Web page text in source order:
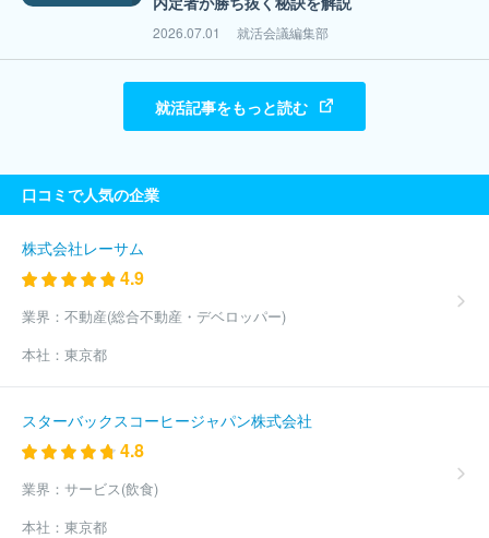
2026.07.01 就活会議編集部
就活記事をもっと読む
口コミで人気の企業
株式会社レーサム
4.9
業界： 不動産(総合不動産・デベロッパー)
本社： 東京都
スターバックスコーヒージャパン株式会社
4.8
業界： サービス(飲食)
本社： 東京都